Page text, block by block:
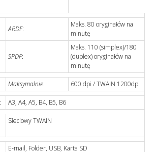
ARDF:
Maks. 80 oryginałów na
minutę
SPDF:
Maks. 110 (simplex)/180
(duplex) oryginałów na
minutę
Maksymalnie: 600 dpi / TWAIN 1200dpi
: A3, A4, A5, B4, B5, B6
Sieciowy TWAIN
E-mail, Folder, USB, Karta SD